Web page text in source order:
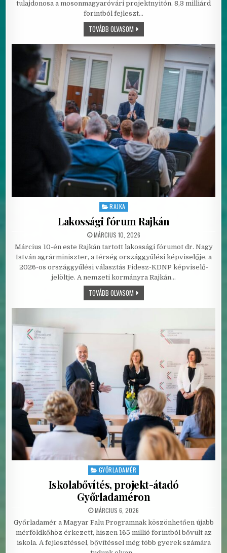
tulajdonosa a mosonmagyaróvári projektnyitón. 8,3 milliárd
forintból fejleszt…
TOVÁBB OLVASOMÚJ BERUHÁZÁS VESZI KEZDETÉT AZ
Posted in
RAJKA
Lakossági fórum Rajkán
PUBLISHED DATE:
MÁRCIUS 10, 2026
Március 10-én este Rajkán tartott lakossági fórumot dr. Nagy
István agrárminiszter, a térség országgyűlési képviselője, a
2026-os országgyűlési választás Fidesz-KDNP képviselő-
jelöltje. A nemzeti kormányra Rajkán…
TOVÁBB OLVASOMLAKOSSÁGI FÓRUM RAJKÁN
Posted in
GYŐRLADAMÉR
Iskolabővítés, projekt-átadó
Győrladaméron
PUBLISHED DATE:
MÁRCIUS 6, 2026
Győrladamér a Magyar Falu Programnak köszönhetően újabb
mérföldkőhöz érkezett, hiszen 165 millió forintból bővült az
iskola. A fejlesztéssel, bővítéssel még több gyerek számára